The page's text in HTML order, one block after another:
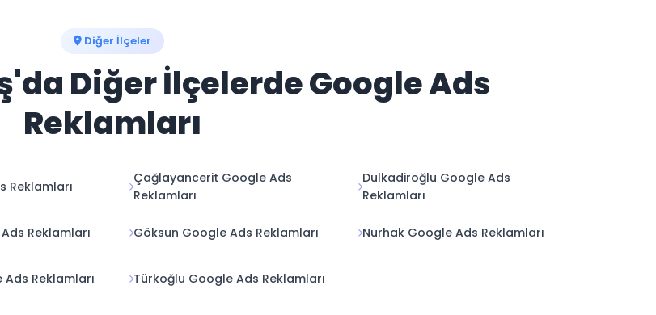
Diğer İlçeler
Diğer İlçelerde Google Ads
Reklamları
Reklamları
Çağlayancerit Google Ads
Reklamları
Dulkadiroğlu Google Ads
Reklamları
Reklamları Göksun Google Ads Reklamları Nurhak Google Ads Reklamları
Ads Reklamları Türkoğlu Google Ads Reklamları